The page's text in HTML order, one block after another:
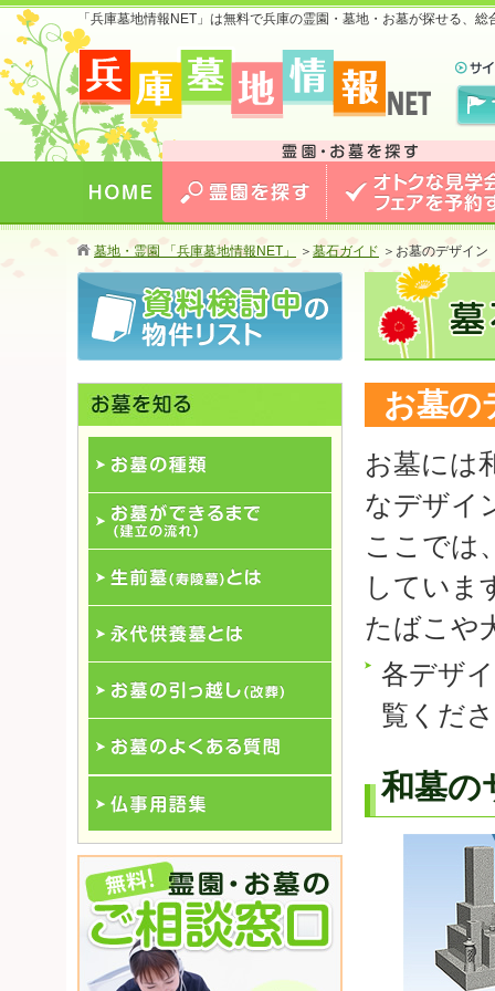
「兵庫墓地情報NET」は無料で兵庫の霊園・墓地・お墓が探せる、
兵庫版 お墓のことなら兵庫墓地情報NET 兵庫で最安
値のおトクな情報を掲載中！
する
墓地・霊園 「兵庫墓地情報NET」 ＞ 墓石ガイド ＞ お墓のデザイン
お墓の
お墓には
なデザイ
ここでは
していま
たばこや
各デザ
覧くだ
和墓の
お墓の種類
仏事用語集